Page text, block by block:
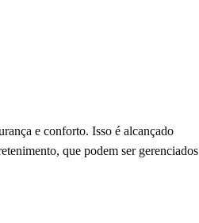
e conforto. Isso é alcançado
que podem ser gerenciados